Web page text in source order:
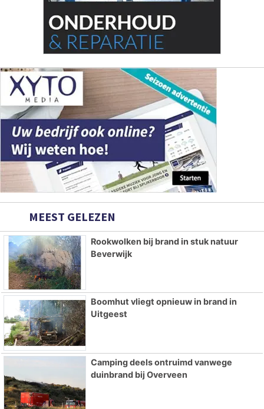
MEEST GELEZEN
Rookwolken bij brand in stuk natuur
Beverwijk
Boomhut vliegt opnieuw in brand in
Uitgeest
Camping deels ontruimd vanwege
duinbrand bij Overveen